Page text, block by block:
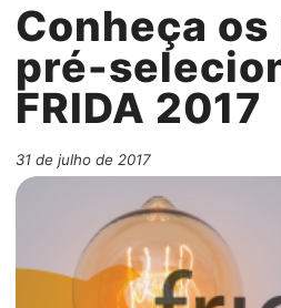
Conheça
pré-
FRIDA 2017
31 de julho de 2017